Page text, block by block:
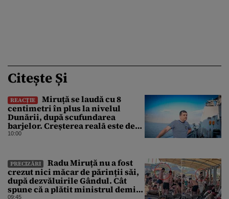
Citește Și
REACȚIE
Miruță se laudă cu 8
centimetri în plus la nivelul
Dunării, după scufundarea
barjelor. Creșterea realā este de
doar 4 centimetri
10:00
PRECIZĂRI
Radu Miruță nu a fost
crezut nici măcar de părinții săi,
după dezvăluirile Gândul. Cât
spune că a plătit ministrul demis
09:45